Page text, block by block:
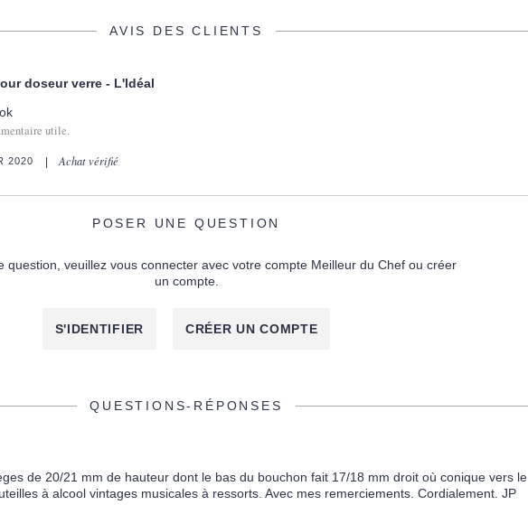
AVIS DES CLIENTS
doseur verre - L'Idéal
utile.
2020 Achat vérifié
POSER UNE QUESTION
question, veuillez vous connecter avec votre compte Meilleur du Chef ou créer
un compte.
S'IDENTIFIER CRÉER UN COMPTE
QUESTIONS-RÉPONSES
de 20/21 mm de hauteur dont le bas du bouchon fait 17/18 mm droit où conique vers le
à alcool vintages musicales à ressorts. Avec mes remerciements. Cordialement. JP